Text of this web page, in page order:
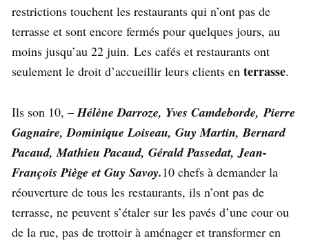
restrictions touchent les restaurants qui n’ont pas de
terrasse et sont encore fermés pour quelques jours, au
moins jusqu’au 22 juin. Les cafés et restaurants ont
seulement le droit d’accueillir leurs clients en terrasse.
Ils son 10, – Hélène Darroze, Yves Camdeborde, Pierre
Gagnaire, Dominique Loiseau, Guy Martin, Bernard
Pacaud, Mathieu Pacaud, Gérald Passedat, Jean-
François Piège et Guy Savoy.10 chefs à demander la
réouverture de tous les restaurants, ils n’ont pas de
terrasse, ne peuvent s’étaler sur les pavés d’une cour ou
de la rue, pas de trottoir à aménager et transformer en